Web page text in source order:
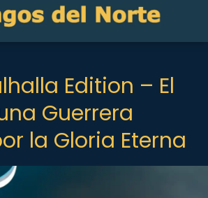
Edition – El
Guerrera
la Gloria Eterna